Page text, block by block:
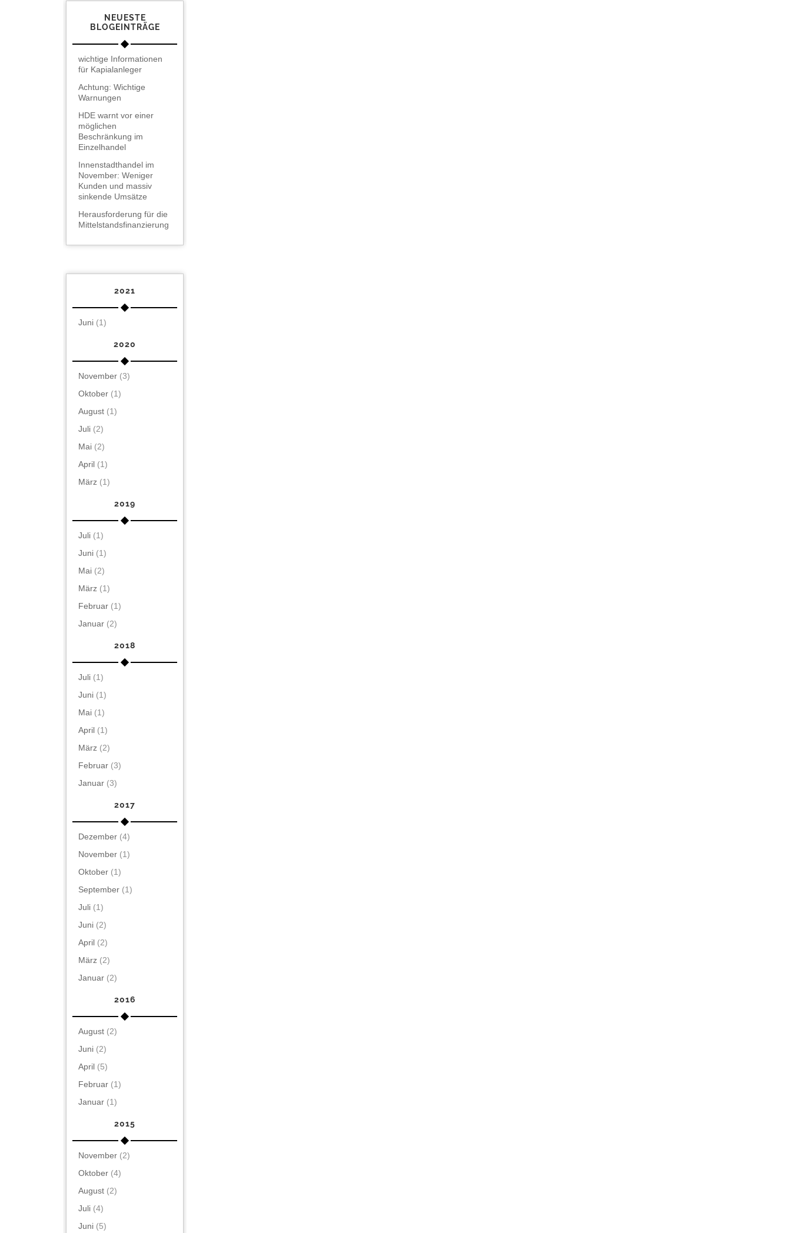
NEUESTE
BLOGEINTRÄGE
wichtige Informationen
für Kapialanleger
Achtung: Wichtige
Warnungen
HDE warnt vor einer
möglichen
Beschränkung im
Einzelhandel
Innenstadthandel im
November: Weniger
Kunden und massiv
sinkende Umsätze
Herausforderung für die
Mittelstandsfinanzierung
2021
Juni (1)
2020
November (3)
Oktober (1)
August (1)
Juli (2)
Mai (2)
April (1)
März (1)
2019
Juli (1)
Juni (1)
Mai (2)
März (1)
Februar (1)
Januar (2)
2018
Juli (1)
Juni (1)
Mai (1)
April (1)
März (2)
Februar (3)
Januar (3)
2017
Dezember (4)
November (1)
Oktober (1)
September (1)
Juli (1)
Juni (2)
April (2)
März (2)
Januar (2)
2016
August (2)
Juni (2)
April (5)
Februar (1)
Januar (1)
2015
November (2)
Oktober (4)
August (2)
Juli (4)
Juni (5)